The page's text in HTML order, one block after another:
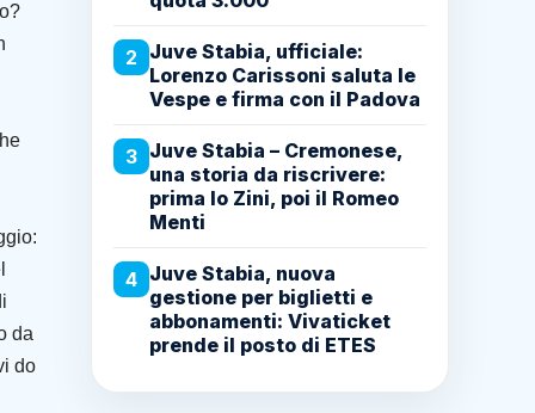
da
do
2 Juve Stabia, ufficiale:
Lorenzo Carissoni saluta le
Vespe e firma con il Padova
3 Juve Stabia – Cremonese,
una storia da riscrivere:
prima lo Zini, poi il Romeo
Menti
4 Juve Stabia, nuova
gestione per biglietti e
abbonamenti: Vivaticket
prende il posto di ETES